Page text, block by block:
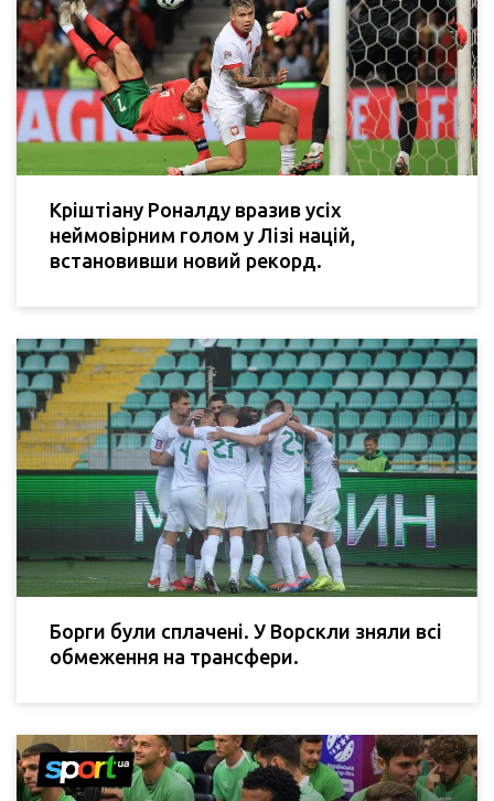
Кріштіану Роналду вразив усіх
неймовірним голом у Лізі націй,
встановивши новий рекорд.
Борги були сплачені. У Ворскли зняли всі
обмеження на трансфери.